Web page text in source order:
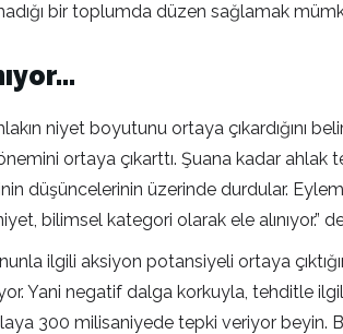
bir toplumda düzen sağlamak
niyet boyutunu ortaya çıkardığını
ortaya çıkarttı. Şuana kadar
düşüncelerinin üzerinde durdular.
bilimsel kategori olarak ele alınıyor.”
ilgili aksiyon potansiyeli ortaya
Yani negatif dalga korkuyla, tehditle
300 milisaniyede tepki veriyor beyin.